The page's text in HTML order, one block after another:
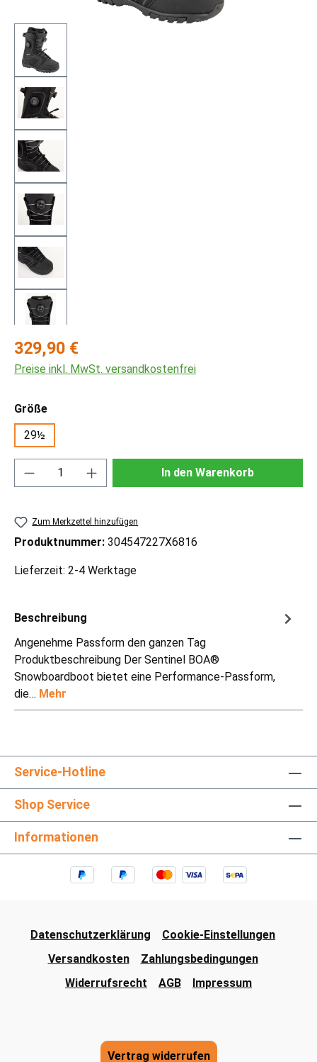
Regulärer Preis:
329,90 €
Preise inkl. MwSt. versandkostenfrei
Größeauswählen
29½
Produkt Anzahl: Gib den gewünschten
In den Warenkorb
Zum Merkzettel hinzufügen
Produktnummer: 304547227X6816
Lieferzeit: 2-4 Werktage
Beschreibung
Angenehme Passform den ganzen Tag
Produktbeschreibung Der Sentinel BOA®
Snowboardboot bietet eine Performance-Passform,
die… Mehr
Service-Hotline
Shop Service
Informationen
Datenschutzerklärung
Cookie-Einstellungen
Versandkosten
Zahlungsbedingungen
Widerrufsrecht
AGB Impressum
Vertrag widerrufen